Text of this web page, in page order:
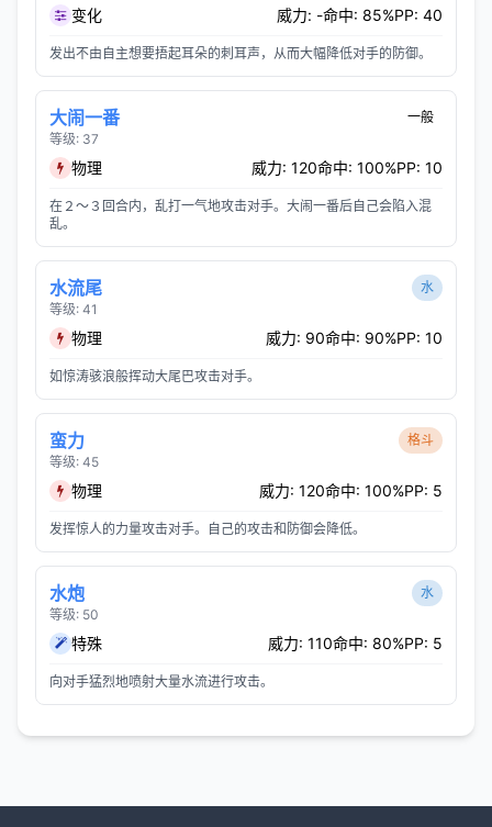
变化 威力: -命中: 85%PP: 40
发出不由自主想要捂起耳朵的刺耳声，从而大幅降低对手的防御。
大闹一番
等级: 37
一般
物理 威力: 120命中: 100%PP: 10
在２～３回合内，乱打一气地攻击对手。大闹一番后自己会陷入混
乱。
水流尾
等级: 41
水
物理 威力: 90命中: 90%PP: 10
如惊涛骇浪般挥动大尾巴攻击对手。
蛮力
等级: 45
格斗
物理 威力: 120命中: 100%PP: 5
发挥惊人的力量攻击对手。自己的攻击和防御会降低。
水炮
等级: 50
水
特殊 威力: 110命中: 80%PP: 5
向对手猛烈地喷射大量水流进行攻击。